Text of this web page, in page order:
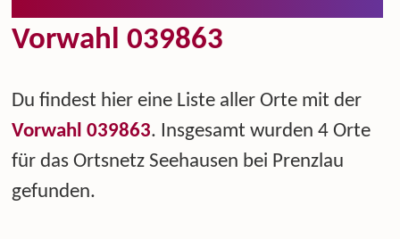
Vorwahl 039863
Du findest hier eine Liste aller Orte mit der
Vorwahl 039863. Insgesamt wurden 4 Orte
für das Ortsnetz Seehausen bei Prenzlau
gefunden.